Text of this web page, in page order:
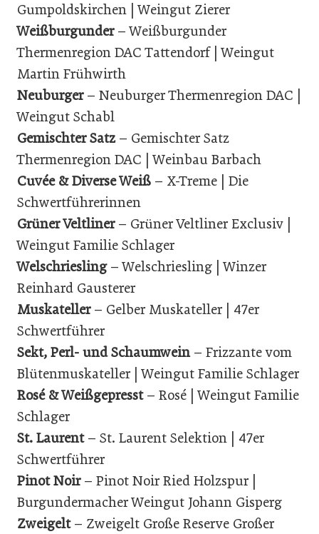
Gumpoldskirchen | Weingut Zierer
Weißburgunder – Weißburgunder
Thermenregion DAC Tattendorf | Weingut
Martin Frühwirth
Neuburger– Neuburger Thermenregion DAC |
Weingut Schabl
Gemischter Satz– Gemischter Satz
Thermenregion DAC | Weinbau Barbach
Cuvée & Diverse Weiß – X-Treme | Die
Schwertführerinnen
Grüner Veltliner– Grüner Veltliner Exclusiv |
Weingut Familie Schlager
Welschriesling– Welschriesling | Winzer
Reinhard Gausterer
Muskateller– Gelber Muskateller | 47er
Schwertführer
Sekt, Perl- und Schaumwein– Frizzante vom
Blütenmuskateller | Weingut Familie Schlager
Rosé & Weißgepresst– Rosé | Weingut Familie
Schlager
St. Laurent– St. Laurent Selektion | 47er
Schwertführer
Pinot Noir– Pinot Noir Ried Holzspur |
Burgundermacher Weingut Johann Gisperg
Zweigelt– Zweigelt Große Reserve Großer